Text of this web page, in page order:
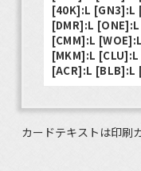
[40K]:L [GN3]:L
[DMR]:L
[CMM]:L
[MKM]:L
[ACR]:L [BLB]:L
カードテキストは印刷